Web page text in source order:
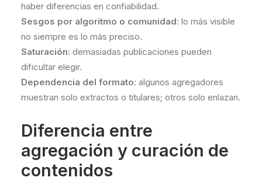
haber diferencias en confiabilidad.
Sesgos por algoritmo o comunidad: lo más visible
no siempre es lo más preciso.
Saturación: demasiadas publicaciones pueden
dificultar elegir.
Dependencia del formato: algunos agregadores
muestran solo extractos o titulares; otros solo enlazan.
Diferencia entre
agregación y curación de
contenidos